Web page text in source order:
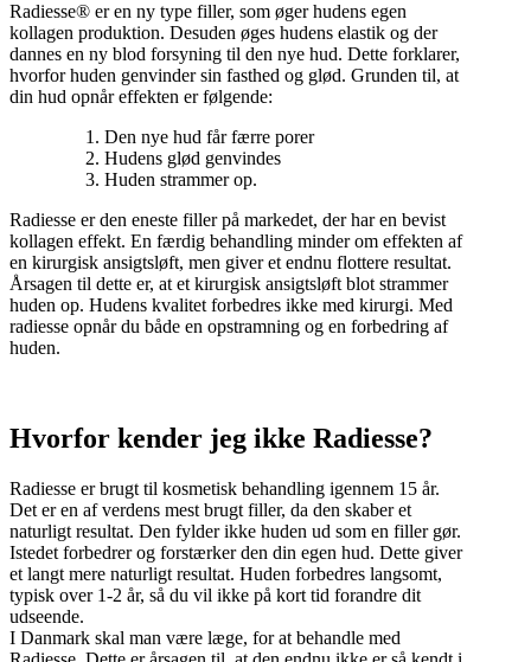
Radiesse® er en ny type filler, som øger hudens egen
kollagen produktion. Desuden øges hudens elastik og der
dannes en ny blod forsyning til den nye hud. Dette forklarer,
hvorfor huden genvinder sin fasthed og glød. Grunden til, at
din hud opnår effekten er følgende:
Den nye hud får færre porer
Hudens glød genvindes
Huden strammer op.
Radiesse er den eneste filler på markedet, der har en bevist
kollagen effekt. En færdig behandling minder om effekten af
en kirurgisk ansigtsløft, men giver et endnu flottere resultat.
Årsagen til dette er, at et kirurgisk ansigtsløft blot strammer
huden op. Hudens kvalitet forbedres ikke med kirurgi. Med
radiesse opnår du både en opstramning og en forbedring af
huden.
Hvorfor kender jeg ikke Radiesse?
Radiesse er brugt til kosmetisk behandling igennem 15 år.
Det er en af verdens mest brugt filler, da den skaber et
naturligt resultat. Den fylder ikke huden ud som en filler gør.
Istedet forbedrer og forstærker den din egen hud. Dette giver
et langt mere naturligt resultat. Huden forbedres langsomt,
typisk over 1-2 år, så du vil ikke på kort tid forandre dit
udseende.
I Danmark skal man være læge, for at behandle med